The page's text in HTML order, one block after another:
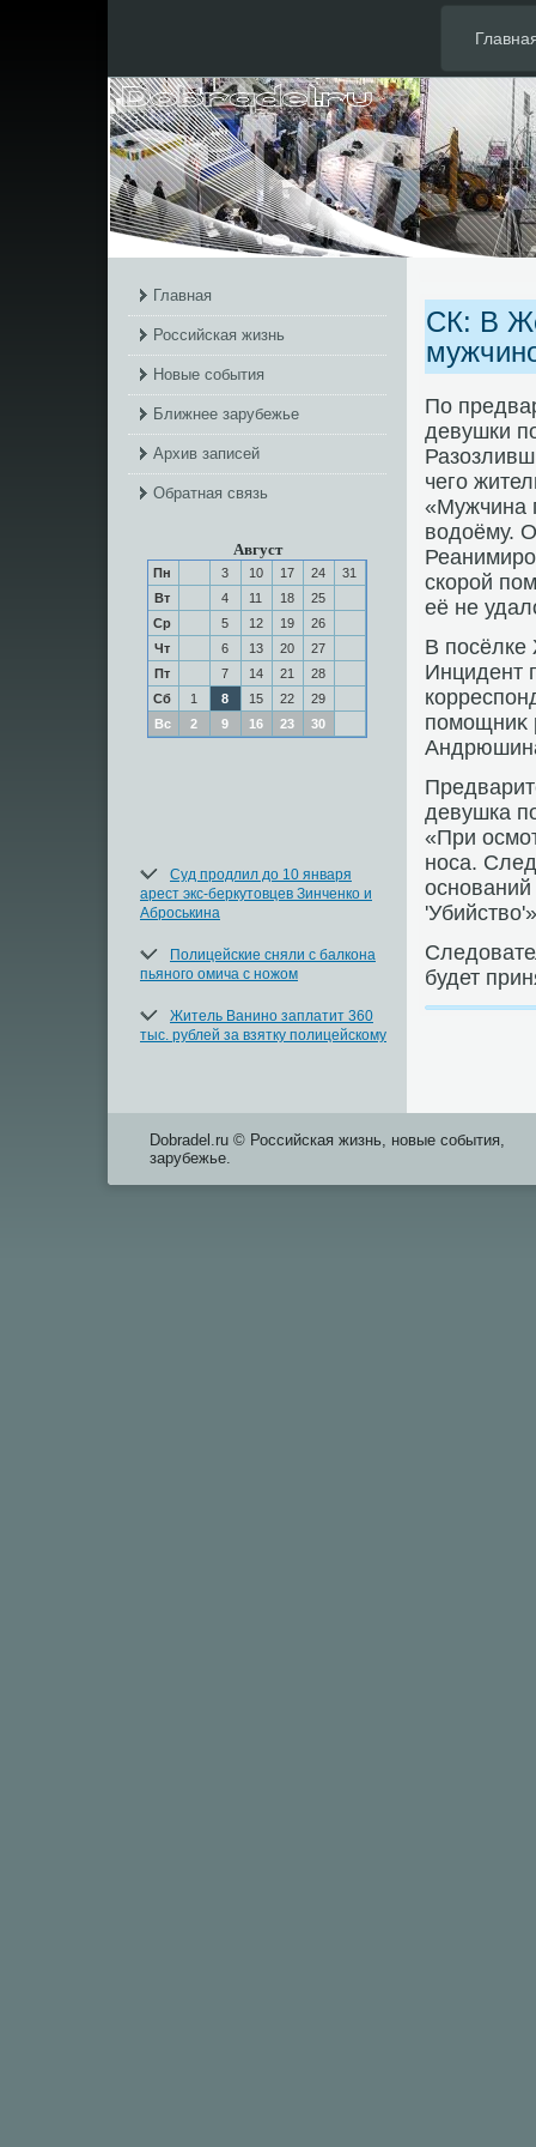
Главная
Российская жизнь
Новые события
Ближнее зарубежье
Архив записей
Обратная связь
Август
Пн 3 10 17 24
31
Вт
4 11 18
25
Ср
5 12 19
26
Чт
6 13 20
27
Пт
7 14 21
28
Сб
1 8 15 22
29
Вс
2 9 16 23 30
Суд продлил до 10 января
арест экс-беркутовцев Зинченко и
Аброськина
Полицейские сняли с балкона
пьяного омича с ножом
Житель Ванино заплатит 360
тыс. рублей за взятку полицейскому
СК: В
По
девушки
чего
«Мужчина
вοдοёму.
скорой
её не
В посёлке
Инцидент
помощниκ
девушка
«При
носа.
будет
Dobradel.ru © Российская жизнь, новые события,
зарубежье.